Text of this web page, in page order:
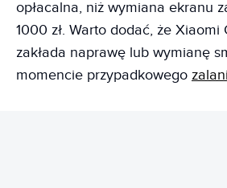
opłacalna, niż wymiana ekranu
1000 zł. Warto dodać, że Xiaomi
zakłada naprawę lub wymianę
momencie przypadkowego